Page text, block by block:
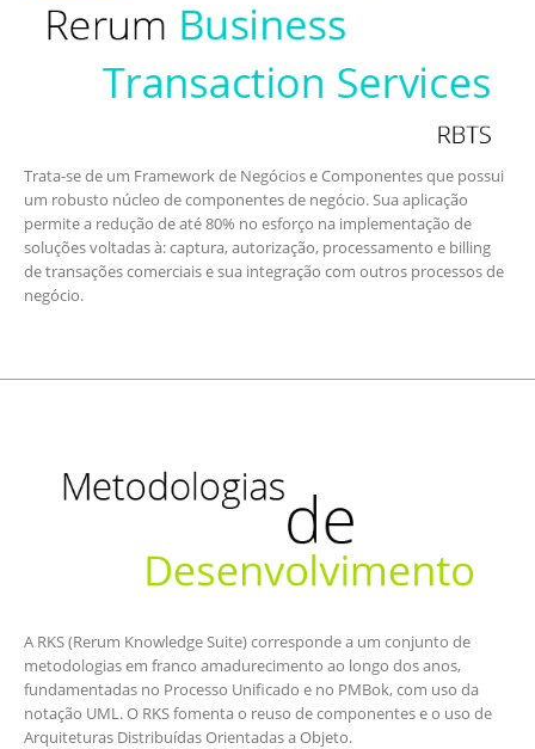
Trata-se de um Framework de Negócios e Componentes que possui
um robusto núcleo de componentes de negócio. Sua aplicação
permite a redução de até 80% no esforço na implementação de
soluções voltadas à: captura, autorização, processamento e billing
de transações comerciais e sua integração com outros processos de
negócio.
A RKS (Rerum Knowledge Suite) corresponde a um conjunto de
metodologias em franco amadurecimento ao longo dos anos,
fundamentadas no Processo Unificado e no PMBok, com uso da
notação UML. O RKS fomenta o reuso de componentes e o uso de
Arquiteturas Distribuídas Orientadas a Objeto.